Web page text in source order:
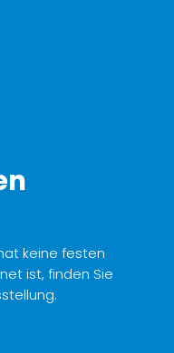
keine festen
ist, finden Sie